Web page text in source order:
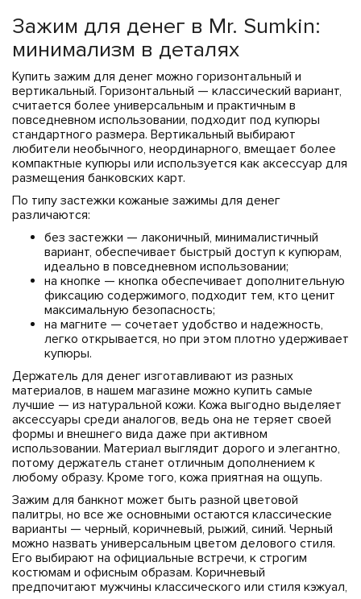
Зажим для денег в Mr. Sumkin:
минимализм в деталях
Купить зажим для денег можно горизонтальный и
вертикальный. Горизонтальный — классический вариант,
считается более универсальным и практичным в
повседневном использовании, подходит под купюры
стандартного размера. Вертикальный выбирают
любители необычного, неординарного, вмещает более
компактные купюры или используется как аксессуар для
размещения банковских карт.
По типу застежки кожаные зажимы для денег
различаются:
без застежки — лаконичный, минималистичный
вариант, обеспечивает быстрый доступ к купюрам,
идеально в повседневном использовании;
на кнопке — кнопка обеспечивает дополнительную
фиксацию содержимого, подходит тем, кто ценит
максимальную безопасность;
на магните — сочетает удобство и надежность,
легко открывается, но при этом плотно удерживает
купюры.
Держатель для денег изготавливают из разных
материалов, в нашем магазине можно купить самые
лучшие — из натуральной кожи. Кожа выгодно выделяет
аксессуары среди аналогов, ведь она не теряет своей
формы и внешнего вида даже при активном
использовании. Материал выглядит дорого и элегантно,
потому держатель станет отличным дополнением к
любому образу. Кроме того, кожа приятная на ощупь.
Зажим для банкнот может быть разной цветовой
палитры, но все же основными остаются классические
варианты — черный, коричневый, рыжий, синий. Черный
можно назвать универсальным цветом делового стиля.
Его выбирают на официальные встречи, к строгим
костюмам и офисным образам. Коричневый
предпочитают мужчины классического или стиля кэжуал,